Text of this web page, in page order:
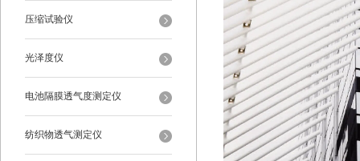
压缩试验仪
光泽度仪
电池隔膜透气度测定仪
纺织物透气测定仪